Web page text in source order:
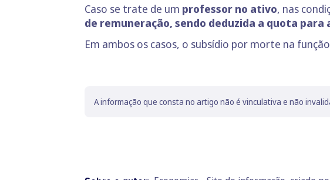
Caso se trate de um professor no ativo, nas
de remuneração, sendo deduzida a quota para
Em ambos os casos, o subsídio por morte na
A informação que consta no artigo não é vinculativa e não